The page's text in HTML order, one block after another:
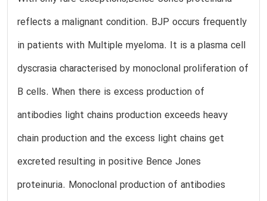
reflects a malignant condition. BJP occurs frequently
in patients with Multiple myeloma. It is a plasma cell
dyscrasia characterised by monoclonal proliferation of
B cells. When there is excess production of
antibodies light chains production exceeds heavy
chain production and the excess light chains get
excreted resulting in positive Bence Jones
proteinuria. Monoclonal production of antibodies